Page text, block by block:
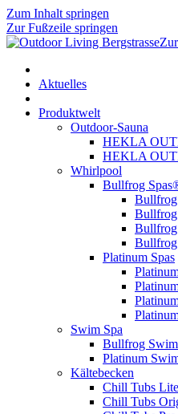
Zum Inhalt springen
Zur Fußzeile springen
Aktuelles
Produktwelt
Outdoor-Sauna
HEKLA
HEKLA
Whirlpool
Bullfrog
Bullfrog
Bullfrog
Bullfrog
Platinum Spas
Swim Spa
Bullfrog Swim
Platinum
Kältebecken
Chill Tubs Lite
Chill Tubs